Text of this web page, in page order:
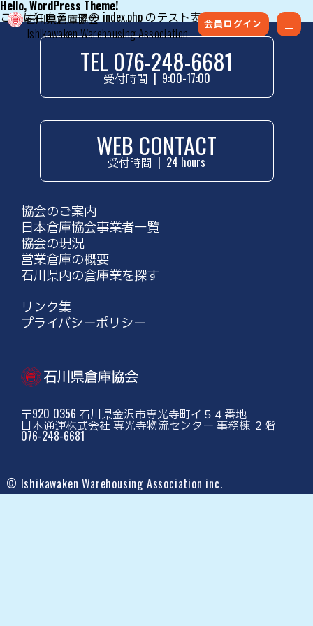
Ishikawaken Warehousing Association
会員ログイン
Hello, WordPress Theme!
これは独自テーマの index.php のテスト表示です。
TEL 076-248-6681
受付時間 | 9:00-17:00
WEB CONTACT
受付時間 | 24 hours
協会のご案内
日本倉庫協会事業者一覧
協会の現況
営業倉庫の概要
石川県内の倉庫業を探す
リンク集
プライバシーポリシー
〒920₋0356 石川県金沢市専光寺町イ５４番地
日本通運株式会社 専光寺物流センター 事務棟 ２階
076-248-6681
© Ishikawaken Warehousing Association inc.